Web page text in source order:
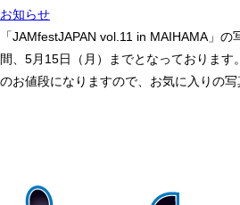
お知らせ
「JAMfestJAPAN vol.11 in MAIHAMA」
間、5月15日（月）までとなっておりま
のお値段になりますので、お気に入りの